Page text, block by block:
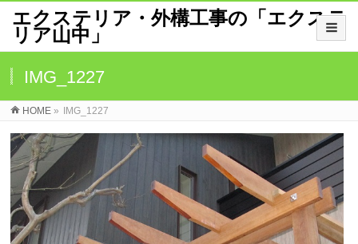
エクステリア・外構工事の「エクステ
リア山中」
IMG_1227
HOME » IMG_1227